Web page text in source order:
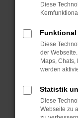
verhindern.
anderen
Starte
Das kann
Probleme
sind.
Veraltete
Diese
Funktional
Diese
der
Maps,
werden
Statistik
Diese
Webseite zu